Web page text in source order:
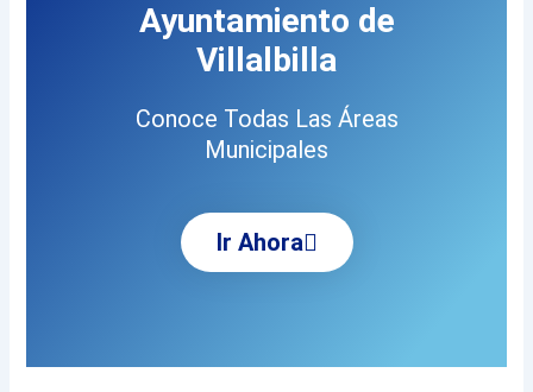
Ayuntamiento de
Villalbilla
Conoce Todas Las Áreas
Municipales
Ir Ahora